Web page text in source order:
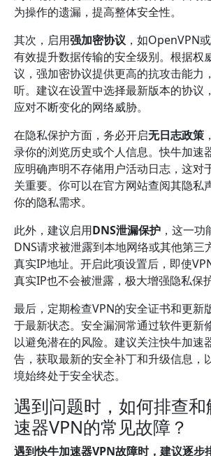
为操作的遗漏，提高整体安全性。
其次，启用强加密协议 ，如OpenVPN
有效提升数据传输的安全级别。根据权
议，强加密协议提供更高的抗攻击能力
听。建议在设置中选择最新版本的协议
应对不断变化的网络威胁。
在隐私保护方面，务必开启无日志政策
录你的浏览历史或个人信息。快牛加速
应明确声明不存储用户活动日志，这对
关重要。你可以在官方网站查阅其隐私
你的隐私需求。
此外，建议启用DNS泄漏保护 ，这一
DNS请求被泄露到本地网络或其他第三
真实IP地址。开启此项设置后，即使
真实IP也不会被泄露，极大增强隐私保护
最后，定期检查VPN的安全证书和更新
于最新状态。安全漏洞常通过软件更新
以避免潜在的风险。建议关注快牛加速
告，获取最新的安全补丁和升级信息，
境始终处于安全状态。
遇到问题时，如何排查
速器VPN的常见故障？
遇到快牛加速器VPN故障时，建议逐步